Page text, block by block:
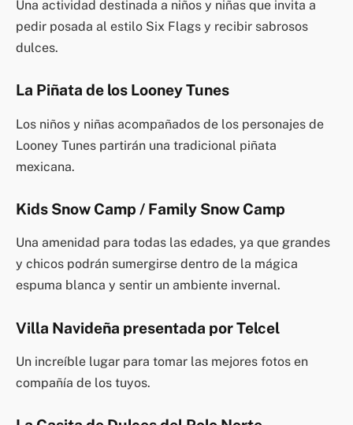
Una actividad destinada a niños y niñas que invita a
pedir posada al estilo Six Flags y recibir sabrosos
dulces.
La Piñata de los Looney Tunes
Los niños y niñas acompañados de los personajes de
Looney Tunes partirán una tradicional piñata
mexicana.
Kids Snow Camp / Family Snow Camp
Una amenidad para todas las edades, ya que grandes
y chicos podrán sumergirse dentro de la mágica
espuma blanca y sentir un ambiente invernal.
Villa Navideña presentada por Telcel
Un increíble lugar para tomar las mejores fotos en
compañía de los tuyos.